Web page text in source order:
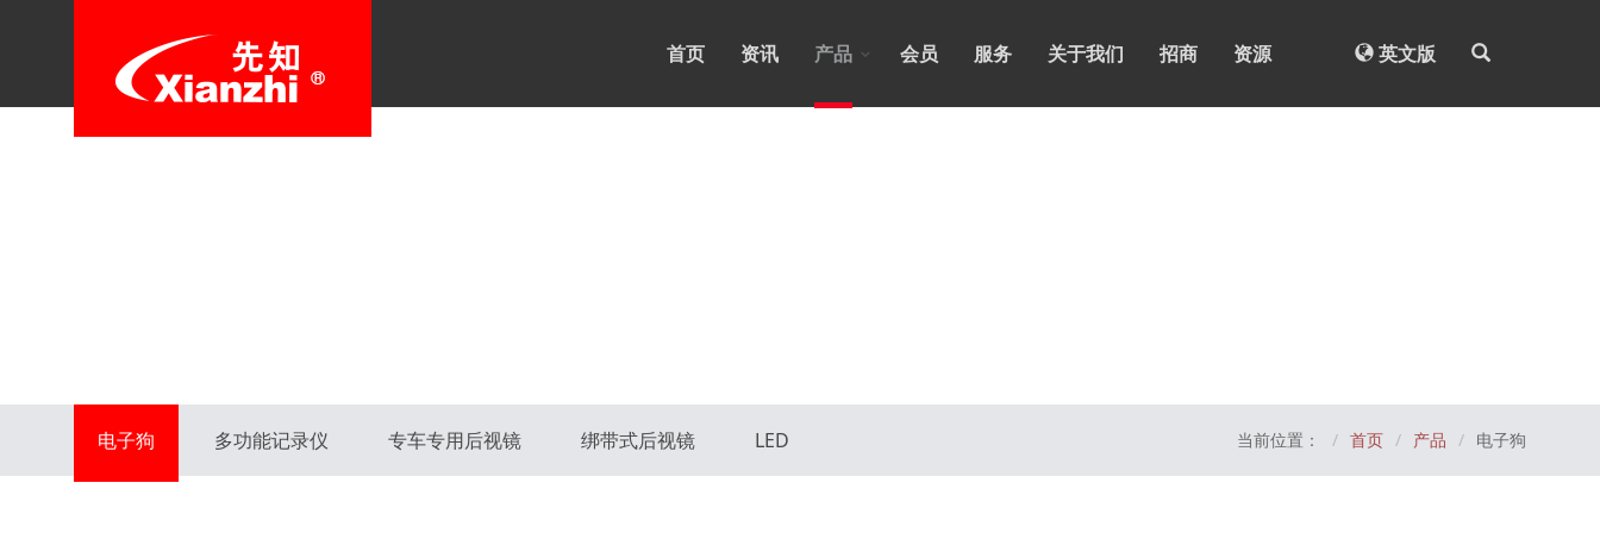
首页 资讯 产品 会员 服务 关于我们 招商 资源 英文版
电子狗 多功能记录仪 专车专用后视镜 绑带式后视镜 LED 当前位置： 首页 产品 电子狗